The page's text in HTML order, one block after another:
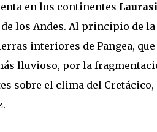
en los continentes
los Andes. Al principio de
interiores de Pangea,
lluvioso, por la
sobre el clima del